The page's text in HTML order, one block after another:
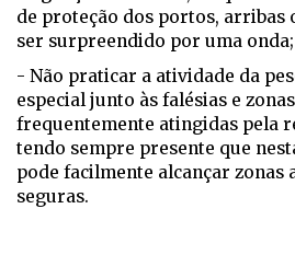
de proteção dos portos, arribas
ser surpreendido por uma onda;
- Não praticar a atividade da
especial junto às falésias e
frequentemente atingidas pela
tendo sempre presente que
pode facilmente alcançar zonas
seguras.